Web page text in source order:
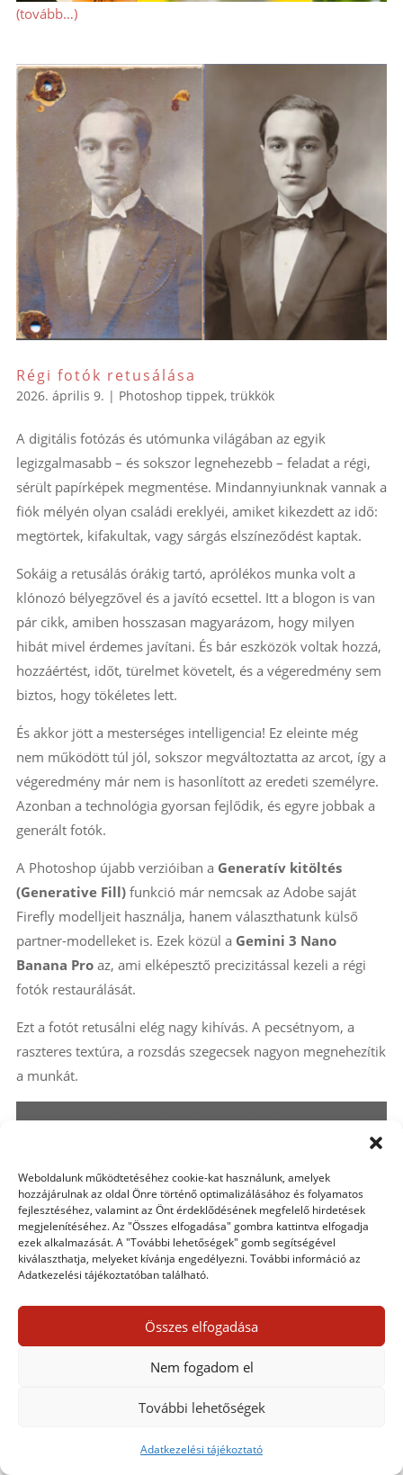
Weboldalunk működtetéséhez cookie-kat használunk, amelyek
hozzájárulnak az oldal Önre történő optimalizálásához és folyamatos
fejlesztéséhez, valamint az Önt érdeklődésének megfelelő hirdetések
megjelenítéséhez. Az "Összes elfogadása" gombra kattintva elfogadja
ezek alkalmazását. A "További lehetőségek" gomb segítségével
kiválaszthatja, melyeket kívánja engedélyezni. További információ az
Adatkezelési tájékoztatóban található.
Összes elfogadása
Nem fogadom el
További lehetőségek
Adatkezelési tájékoztató
(tovább…)
Régi fotók retusálása
2026. április 9. | Photoshop tippek, trükkök
A digitális fotózás és utómunka világában az egyik
legizgalmasabb – és sokszor legnehezebb – feladat a régi,
sérült papírképek megmentése. Mindannyiunknak vannak a
fiók mélyén olyan családi ereklyéi, amiket kikezdett az idő:
megtörtek, kifakultak, vagy sárgás elszíneződést kaptak.
Sokáig a retusálás órákig tartó, aprólékos munka volt a
klónozó bélyegzővel és a javító ecsettel. Itt a blogon is van
pár cikk, amiben hosszasan magyarázom, hogy milyen
hibát mivel érdemes javítani. És bár eszközök voltak hozzá,
hozzáértést, időt, türelmet követelt, és a végeredmény sem
biztos, hogy tökéletes lett.
És akkor jött a mesterséges intelligencia! Ez eleinte még
nem működött túl jól, sokszor megváltoztatta az arcot, így a
végeredmény már nem is hasonlított az eredeti személyre.
Azonban a technológia gyorsan fejlődik, és egyre jobbak a
generált fotók.
A Photoshop újabb verzióiban a Generatív kitöltés
(Generative Fill)funkció már nemcsak az Adobe saját
Firefly modelljeit használja, hanem választhatunk külső
partner-modelleket is. Ezek közül a Gemini 3 Nano
Banana Proaz, ami elképesztő precizitással kezeli a régi
fotók restaurálását.
Ezt a fotót retusálni elég nagy kihívás. A pecsétnyom, a
raszteres textúra, a rozsdás szegecsek nagyon megnehezítik
a munkát.